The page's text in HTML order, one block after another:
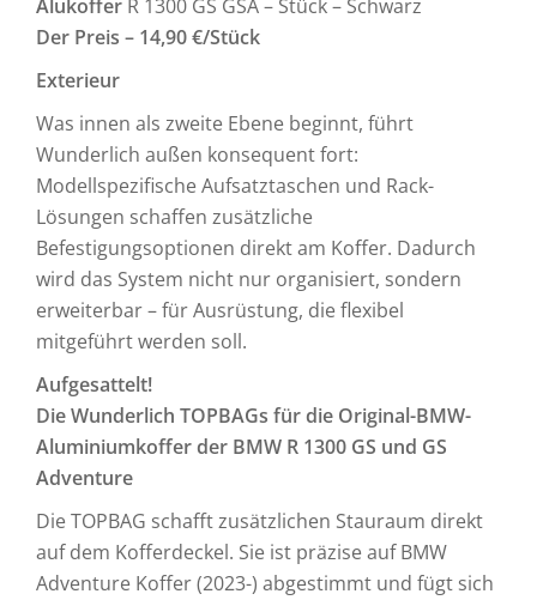
Alukoffer R 1300 GS GSA – Stück – Schwarz
Der Preis – 14,90 €/Stück
Exterieur
Was innen als zweite Ebene beginnt, führt
Wunderlich außen konsequent fort:
Modellspezifische Aufsatztaschen und Rack-
Lösungen schaffen zusätzliche
Befestigungsoptionen direkt am Koffer. Dadurch
wird das System nicht nur organisiert, sondern
erweiterbar – für Ausrüstung, die flexibel
mitgeführt werden soll.
Aufgesattelt!
DieWunderlich TOPBAGs für die Original-BMW-
Aluminiumkoffer der BMW R 1300 GS und GS
Adventure
Die TOPBAG schafft zusätzlichen Stauraum direkt
auf dem Kofferdeckel. Sie ist präzise auf BMW
Adventure Koffer (2023-) abgestimmt und fügt sich